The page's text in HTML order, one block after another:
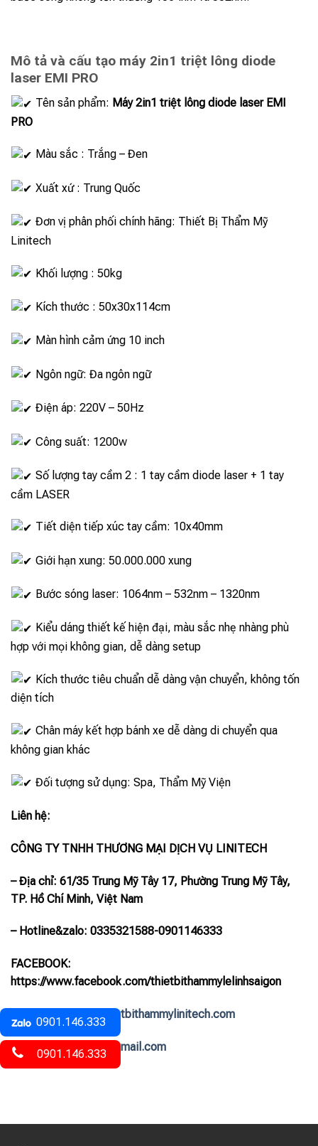
Mô tả và cấu tạo máy 2in1 triệt lông diode
laser EMI PRO
Tên sản phẩm: Máy 2in1 triệt lông diode laser EMI
PRO
Màu sắc : Trắng – Đen
Xuất xứ : Trung Quốc
Đơn vị phân phối chính hãng: Thiết Bị Thẩm Mỹ
Linitech
Khối lượng : 50kg
Kích thước : 50x30x114cm
Màn hình cảm ứng 10 inch
Ngôn ngữ: Đa ngôn ngữ
Điện áp: 220V – 50Hz
Công suất: 1200w
Số lượng tay cầm 2 : 1 tay cầm diode laser + 1 tay
cầm LASER
Tiết diện tiếp xúc tay cầm: 10x40mm
Giới hạn xung: 50.000.000 xung
Bước sóng laser: 1064nm – 532nm – 1320nm
Kiểu dáng thiết kế hiện đại, màu sắc nhẹ nhàng phù
hợp với mọi không gian, dễ dàng setup
Kích thước tiêu chuẩn dễ dàng vận chuyển, không tốn
diện tích
Chân máy kết hợp bánh xe dễ dàng di chuyển qua
không gian khác
Đối tượng sử dụng: Spa, Thẩm Mỹ Viện
Liên hệ:
CÔNG TY TNHH THƯƠNG MẠI DỊCH VỤ LINITECH
– Địa chỉ: 61/35 Trung Mỹ Tây 17, Phường Trung Mỹ Tây,
TP. Hồ Chí Minh, Việt Nam
– Hotline&zalo: 0335321588-0901146333
FACEBOOK:
https://www.facebook.com/thietbithammylelinhsaigon
WEDSITE: https://thietbithammylinitech.com
GMAIL:ledulinh12@gmail.com
0901.146.333
0901.146.333